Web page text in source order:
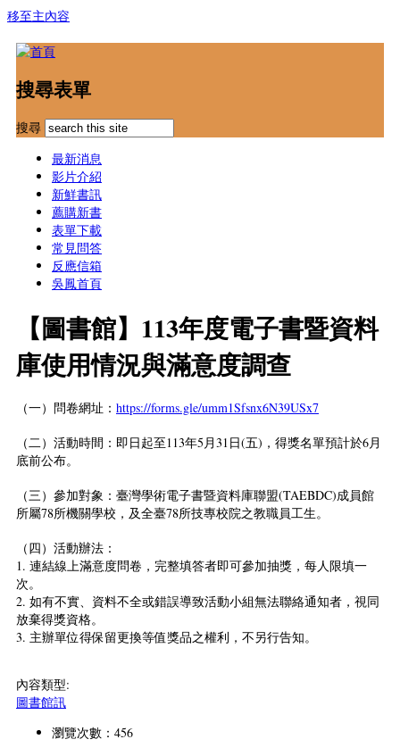
移至主內容
搜尋表單
搜尋
最新消息
影片介紹
新鮮書訊
薦購新書
表單下載
常見問答
反應信箱
吳鳳首頁
【圖書館】113年度電子書暨資料
庫使用情況與滿意度調查
（一）問卷網址： https://forms.gle/umm1Sfsnx6N39USx7
（二）活動時間：即日起至113年5月31日(五)，得獎名單預計於6月
底前公布。
（三）參加對象：臺灣學術電子書暨資料庫聯盟(TAEBDC)成員館
所屬78所機關學校，及全臺78所技專校院之教職員工生。
（四）活動辦法：
1. 連結線上滿意度問卷，完整填答者即可參加抽獎，每人限填一
次。
2. 如有不實、資料不全或錯誤導致活動小組無法聯絡通知者，視同
放棄得獎資格。
3. 主辦單位得保留更換等值獎品之權利，不另行告知。
內容類型:
圖書館訊
瀏覽次數：456